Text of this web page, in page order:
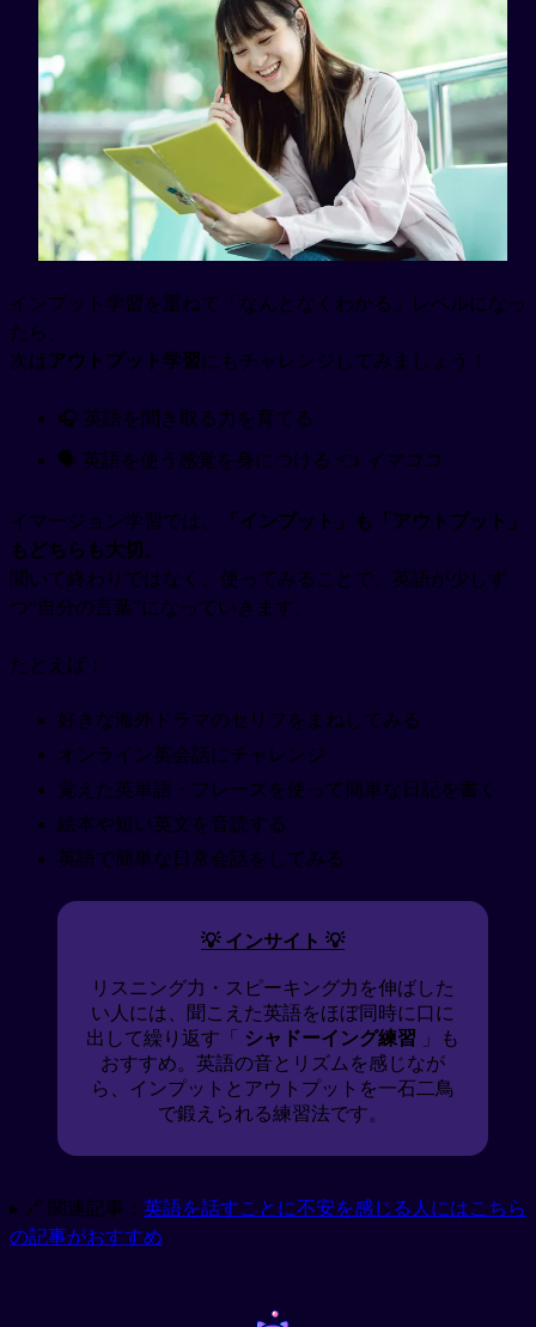
インプット学習を重ねて「なんとなくわかる」レベルになっ
たら、
次は アウトプット学習にもチャレンジしてみましょう！
🎧 英語を聞き取る力を育てる
🗣️ 英語を使う感覚を身につける 👈 イマココ
イマージョン学習では、
「インプット」も「アウトプット」
もどちらも大切。
聞いて終わりではなく、使ってみることで、英語が少しず
つ“自分の言葉”になっていきます。
たとえば：
好きな海外ドラマのセリフをまねしてみる
オンライン英会話にチャレンジ
覚えた英単語・フレーズを使って簡単な日記を書く
絵本や短い英文を音読する
英語で簡単な日常会話をしてみる
💡 インサイト 💡
リスニング力・スピーキング力を伸ばした
い人には、聞こえた英語をほぼ同時に口に
出して繰り返す「
シャドーイング練習 」も
おすすめ。英語の音とリズムを感じなが
ら、インプットとアウトプットを一石二鳥
で鍛えられる練習法です。
▸ 🔗 関連記事： 英語を話すことに不安を感じる人にはこちら
の記事がおすすめ